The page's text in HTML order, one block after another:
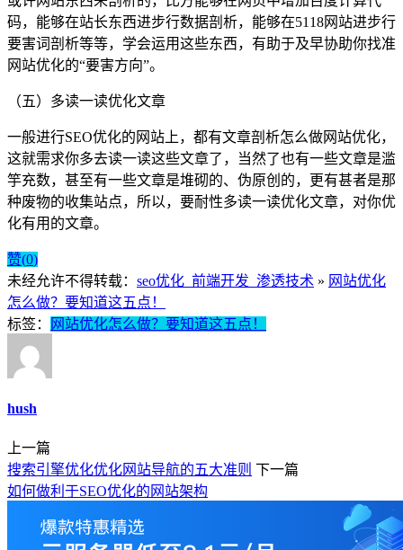
码，能够在站长东西进步行数据剖析，能够在5118网站进步行
要害词剖析等等，学会运用这些东西，有助于及早协助你找准
网站优化的“要害方向”。
（五）多读一读优化文章
一般进行SEO优化的网站上，都有文章剖析怎么做网站优化，
这就需求你多去读一读这些文章了，当然了也有一些文章是滥
竽充数，甚至有一些文章是堆砌的、伪原创的，更有甚者是那
种废物的收集站点，所以，要耐性多读一读优化文章，对你优
化有用的文章。
赞(0)
未经允许不得转载： seo优化_前端开发_渗透技术 » 网站优化
怎么做？要知道这五点！
标签：
网站优化怎么做？要知道这五点！
hush
上一篇
搜索引擎优化优化网站导航的五大准则 下一篇
如何做利于SEO优化的网站架构